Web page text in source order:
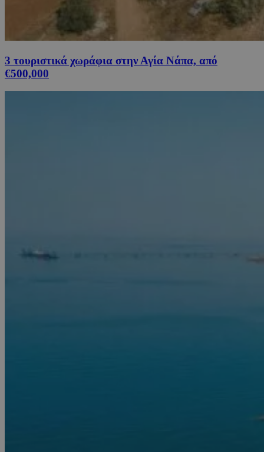
3 τουριστικά χωράφια στην Αγία Νάπα, από
€500,000